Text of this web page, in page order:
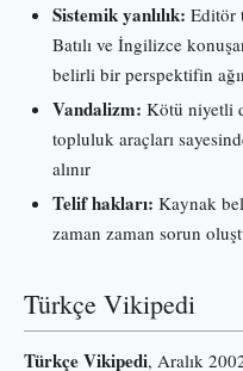
Sistemik yanlılık: Editör
Batılı ve İngilizce
belirli bir perspektifin
Vandalizm: Kötü niyetli
topluluk araçları
alınır
Telif hakları: Kaynak
zaman zaman sorun
Türkçe Vikipedi
Türkçe Vikipedi, Aralık